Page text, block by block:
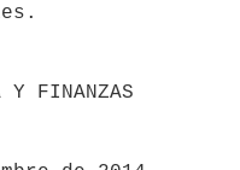
Y FINANZAS